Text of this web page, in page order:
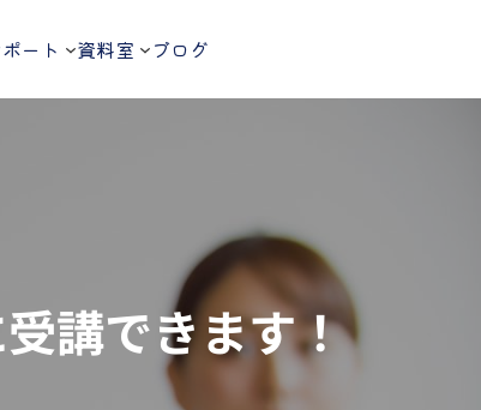
ート 資料室 ブログ
講できます！